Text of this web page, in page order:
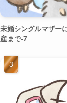
未婚シングルマザー
産まで-7